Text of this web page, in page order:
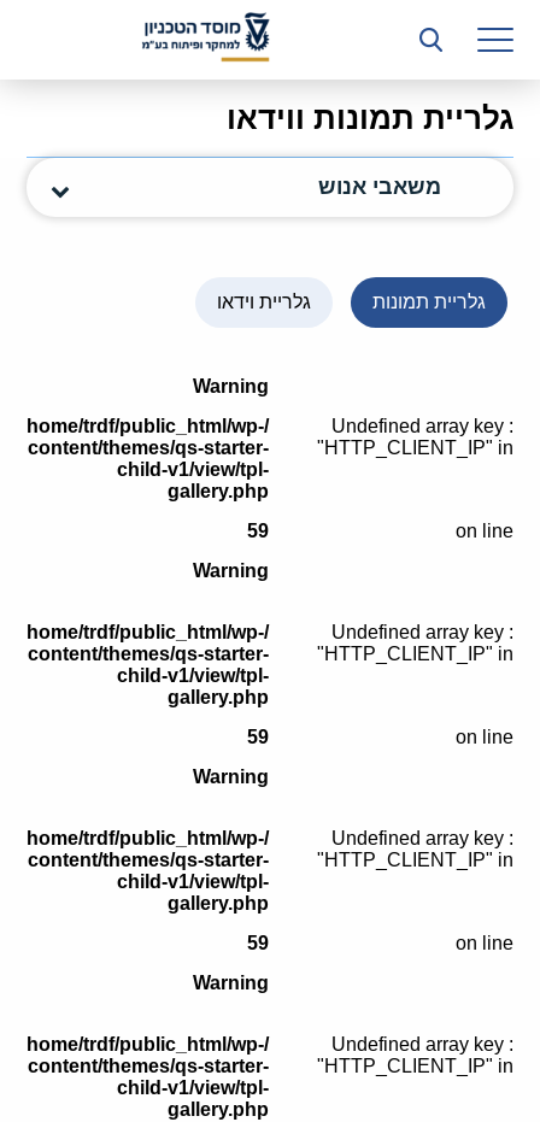
רשות המחקר
היחידה העסקית (T3)
קשרי תעשייה
ביה”ס ללימודי המשך
משאבי אנוש
מחלקת תפעול
English
גלריית תמונות ווידאו
משאבי אנוש
גלריית תמונות גלריית וידאו
Warning
: Undefined array key
"HTTP_CLIENT_IP" in
/home/trdf/public_html/wp-
content/themes/qs-starter-
child-v1/view/tpl-
gallery.php
on line
59
Warning
: Undefined array key
"HTTP_CLIENT_IP" in
/home/trdf/public_html/wp-
content/themes/qs-starter-
child-v1/view/tpl-
gallery.php
on line
59
Warning
: Undefined array key
"HTTP_CLIENT_IP" in
/home/trdf/public_html/wp-
content/themes/qs-starter-
child-v1/view/tpl-
gallery.php
on line
59
Warning
: Undefined array key
"HTTP_CLIENT_IP" in
/home/trdf/public_html/wp-
content/themes/qs-starter-
child-v1/view/tpl-
gallery.php